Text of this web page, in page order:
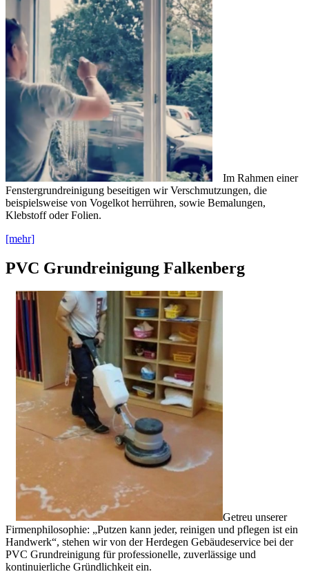
Im Rahmen einer
Fenstergrundreinigung beseitigen wir Verschmutzungen, die
beispielsweise von Vogelkot herrühren, sowie Bemalungen,
Klebstoff oder Folien.
[mehr]
PVC Grundreinigung Falkenberg
Getreu unserer
Firmenphilosophie: „Putzen kann jeder, reinigen und pflegen ist ein
Handwerk“, stehen wir von der Herdegen Gebäudeservice bei der
PVC Grundreinigung für professionelle, zuverlässige und
kontinuierliche Gründlichkeit ein.